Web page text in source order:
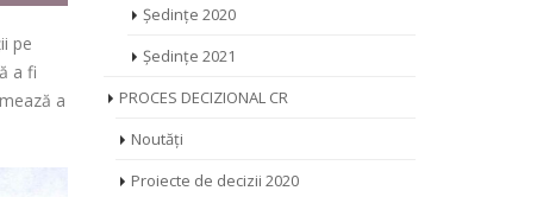
pe
a fi
a
Ședințe 2020
Ședințe 2021
PROCES DECIZIONAL CR
Noutăți
Proiecte de decizii 2020